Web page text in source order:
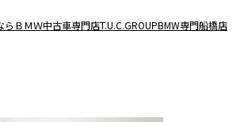
らＢＭＷ中古車専門店T.U.C.GROUPBMW専門船橋店